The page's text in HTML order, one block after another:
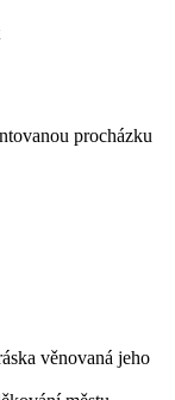
procházku
věnovaná jeho